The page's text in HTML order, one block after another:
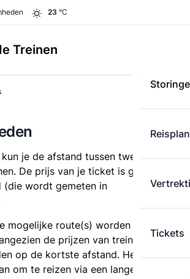
23 °C
Treinen
Tickets
je de afstand tussen twee
De prijs van je ticket is gebaseerd
(die wordt gemeten in
mogelijke route(s) worden
de prijzen van treintickets
op de kortste afstand. Het is
om te reizen via een langere route,